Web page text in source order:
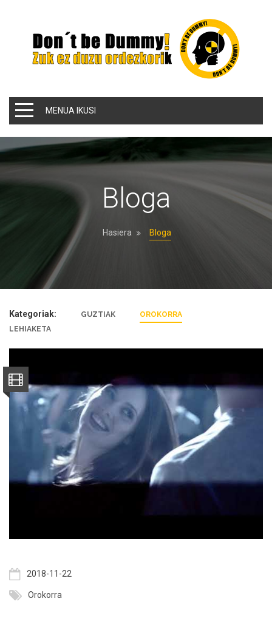
MENUA IKUSI
Bloga
Hasiera Bloga
Kategoriak: GUZTIAK
OROKORRA
LEHIAKETA
2018-11-22
Orokorra